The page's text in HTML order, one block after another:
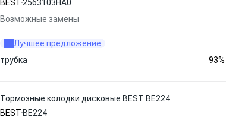
BEST 2563103HA0
Возможные замены
Лучшее предложение
трубка
93%
Тормозные колодки дисковые BEST BE224
BEST BE224